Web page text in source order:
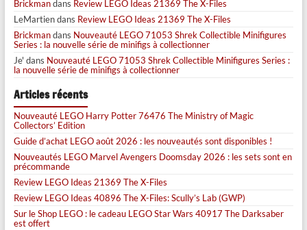
Brickmandans Review LEGO Ideas 21369 The X-Files
LeMartiendans Review LEGO Ideas 21369 The X-Files
Brickmandans Nouveauté LEGO 71053 Shrek Collectible Minifigures
Series : la nouvelle série de minifigs à collectionner
Je' dans Nouveauté LEGO 71053 Shrek Collectible Minifigures Series :
la nouvelle série de minifigs à collectionner
Articles récents
Nouveauté LEGO Harry Potter 76476 The Ministry of Magic
Collectors’ Edition
Guide d’achat LEGO août 2026 : les nouveautés sont disponibles !
Nouveautés LEGO Marvel Avengers Doomsday 2026 : les sets sont en
précommande
Review LEGO Ideas 21369 The X-Files
Review LEGO Ideas 40896 The X-Files: Scully’s Lab (GWP)
Sur le Shop LEGO : le cadeau LEGO Star Wars 40917 The Darksaber
est offert